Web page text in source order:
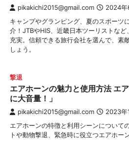
pikakichi2015@gmail.com 2024年
キャンプやグランピング、夏のスポーツ
介！JTBやHIS、近畿日本ツーリストな
充実。信頼できる旅行会社を選んで、素
しょう。
撃退
エアホーンの魅力と使用方法 エ
に大音量！」
pikakichi2015@gmail.com 2023年
エアホーンの特徴と利用シーンについて
トや動物撃退、緊急時に役立つエアホー